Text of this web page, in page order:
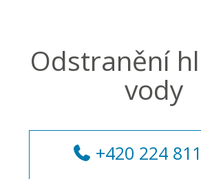
Odstranění
vody
+420 224